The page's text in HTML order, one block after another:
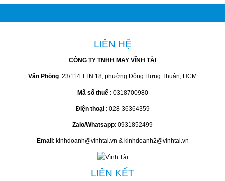
LIÊN HỆ
CÔNG TY TNHH MAY VĨNH TÀI
Văn Phòng: 23/114 TTN 18, phường Đông Hưng Thuận, HCM
Mã số thuế : 0318700980
Điện thoại : 028-36364359
Zalo/Whatsapp: 0931852499
Email : kinhdoanh@vinhtai.vn & kinhdoanh2@vinhtai.vn
LIÊN KẾT